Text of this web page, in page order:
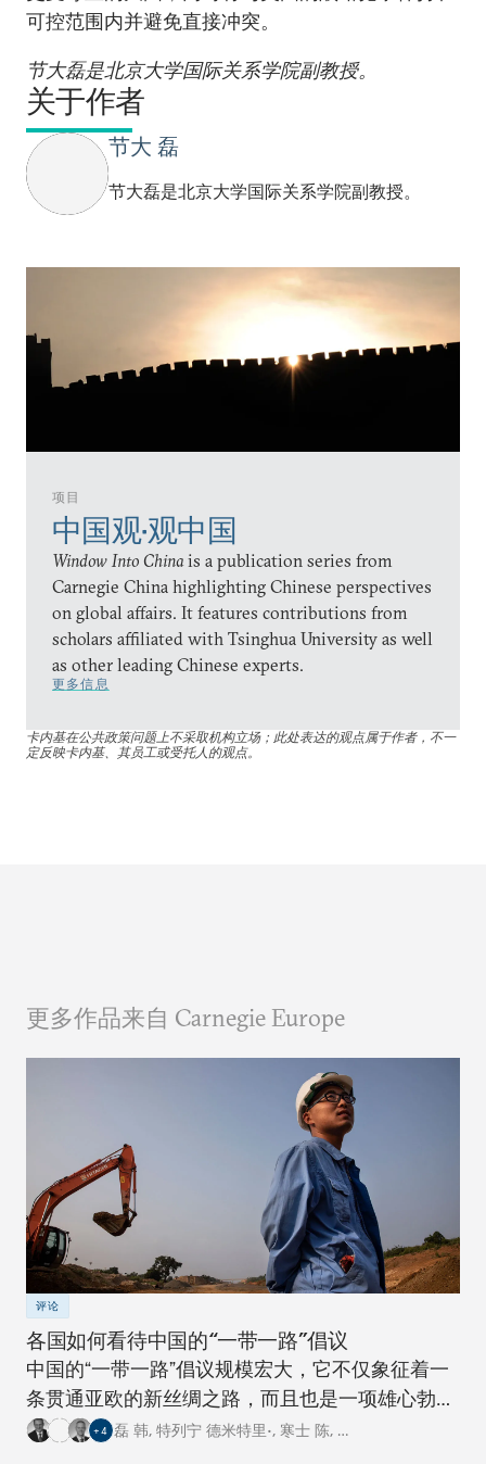
项目
中国观•观中国
Window Into Chinais a publication series from
Carnegie China highlighting Chinese perspectives
on global affairs. It features contributions from
scholars affiliated with Tsinghua University as well
as other leading Chinese experts.
更多信息
可控范围内并避免直接冲突。
节大磊是北京大学国际关系学院副教授。
关于作者
节大 磊
节大磊是北京大学国际关系学院副教授。
卡内基在公共政策问题上不采取机构立场；此处表达的观点属于作者，不一
定反映卡内基、其员工或受托人的观点。
更多作品来自 Carnegie Europe
评论
各国如何看待中国的“一带一路”倡议
中国的“一带一路”倡议规模宏大，它不仅象征着一
条贯通亚欧的新丝绸之路，而且也是一项雄心勃勃
的跨国基础设施建设工程。对此，卡内基四个研究
+4 磊 韩, 特列宁 德米特里•, 寒士 陈, …